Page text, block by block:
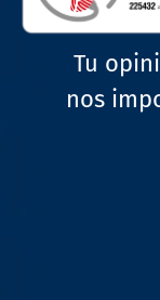
Tu
nos